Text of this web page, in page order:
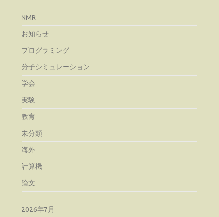
NMR
お知らせ
プログラミング
分子シミュレーション
学会
実験
教育
未分類
海外
計算機
論文
2026年7月